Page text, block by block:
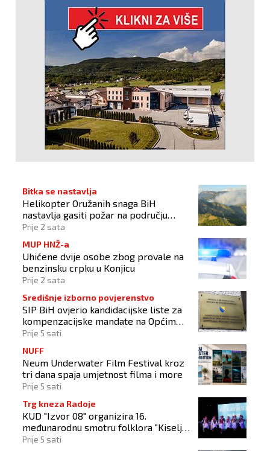
Bitka se nastavlja
Helikopter Oružanih snaga BiH
nastavlja gasiti požar na području
Konjica
Prije 2 sata
MUP HNŽ-a
Uhićene dvije osobe zbog provale na
benzinsku crpku u Konjicu
Prije 2 sata
Središnje izborno povjerenstvo
SIP BiH ovjerio kandidacijske liste za
kompenzacijske mandate na Općim
izborima 2026
Prije 5 sati
NUFF
Neum Underwater Film Festival kroz
tri dana spaja umjetnost filma i more
Prije 5 sati
Trg kneza Radoje
KUD "Izvor 08" organizira 16.
međunarodnu smotru folklora "Kiseljak
2026"
Prije 5 sati